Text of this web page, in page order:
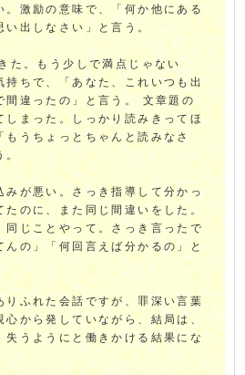
。激励の意味で、「何か他にある
出しなさい」と言う。
た。もう少しで満点じゃない
持ちで、「あなた、これいつも出
間違ったの」と言う。 文章題の
しまった。しっかり読みきってほ
もうちょっとちゃんと読みなさ
みが悪い。さっき指導して分かっ
のに、また同じ間違いをした。
同じことやって。さっき言ったで
んの」「何回言えば分かるの」と
りふれた会話ですが、罪深い言葉
から発していながら、結局は、
失うようにと働きかける結果にな